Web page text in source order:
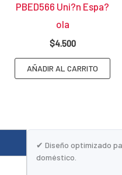
✔ Diseño optimizado
doméstico.
PBED566 Uni?n Espa?
ola
$4.500
AÑADIR AL CARRITO